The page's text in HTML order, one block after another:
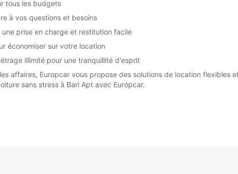
tous les budgets
à vos questions et besoins
prise en charge et restitution facile
économiser sur votre location
illimité pour une tranquillité d'esprit
affaires, Europcar vous propose des solutions de location flexibles
sans stress à Bari Apt avec Europcar.